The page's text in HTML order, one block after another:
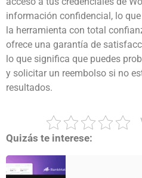
información confidencial, lo
la herramienta con total
ofrece una garantía de
lo que significa que puedes
y solicitar un reembolso si no
resultados.
Quizás te interese: